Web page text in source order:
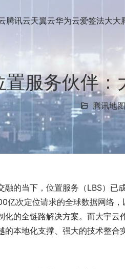
腾讯云天翼云华为云爱签法大大
置服务伙伴：
腾讯地
的当下，位置服务（LBS）已
亿次定位请求的全球数据网络
化的全链路解决方案。而大宇
的本地化支撑、强大的技术整